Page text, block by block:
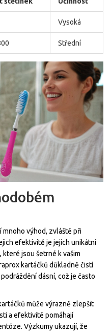
Vysoká
Střední
mnoho výhod, zvláště při
efektivitě je jejich unikátní
jsou šetrné k vašim
kartáčků důkladně čistí
dásní, což je často
může výrazně zlepšit
a efektivitě pomáhají
Výzkumy ukazují, že